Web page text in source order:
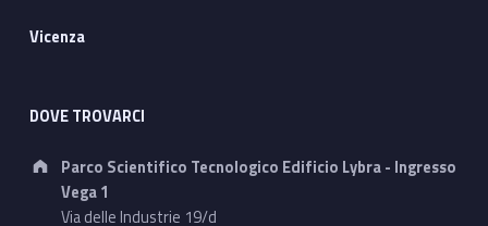
Vicenza
DOVE TROVARCI
Address:
Parco Scientifico Tecnologico Edificio Lybra - Ingresso
Vega 1
Via delle Industrie 19/d